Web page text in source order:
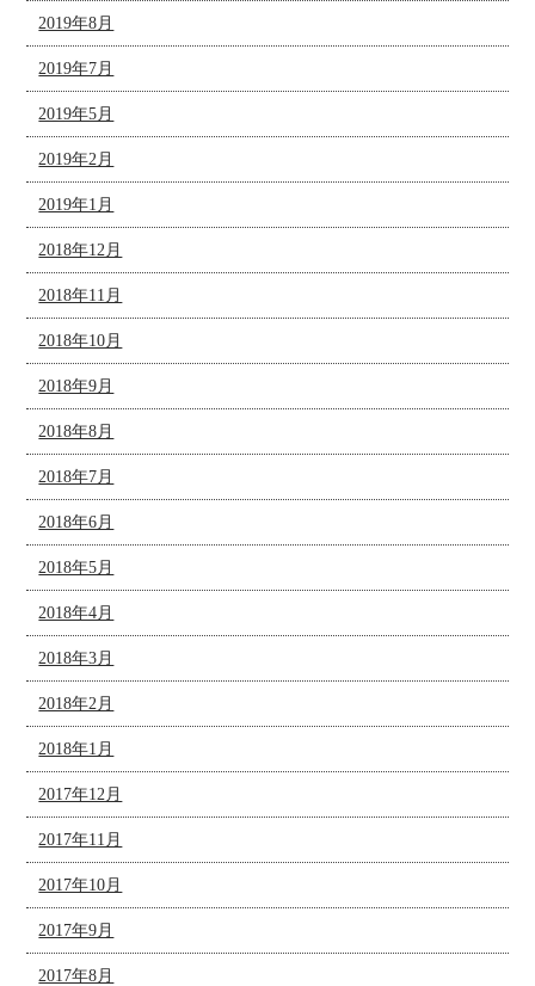
2019年8月
2019年7月
2019年5月
2019年2月
2019年1月
2018年12月
2018年11月
2018年10月
2018年9月
2018年8月
2018年7月
2018年6月
2018年5月
2018年4月
2018年3月
2018年2月
2018年1月
2017年12月
2017年11月
2017年10月
2017年9月
2017年8月